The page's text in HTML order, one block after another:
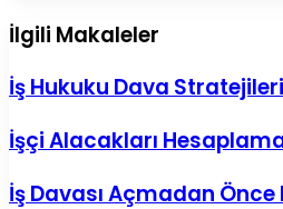
İlgili Makaleler
İş Hukuku Dava Stratejileri
İşçi Alacakları
İş Davası Açmadan